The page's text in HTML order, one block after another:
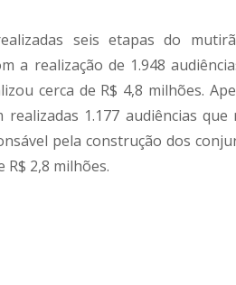
seis etapas do
a realização de 1.948
cerca de R$ 4,8 milhões.
1.177 audiências que
pela construção dos
R$ 2,8 milhões.